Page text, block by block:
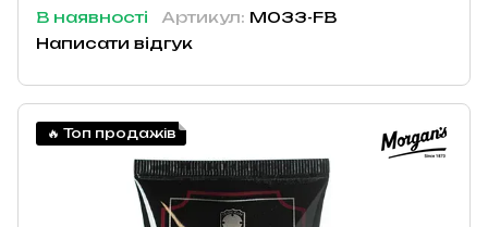
В наявності Артикул: M033-FB
Написати відгук
🔥 Топ продажів